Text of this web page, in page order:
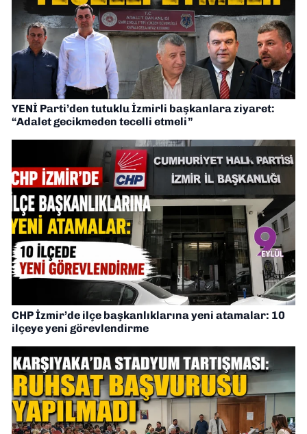
YENİ Parti’den tutuklu İzmirli başkanlara ziyaret:
“Adalet gecikmeden tecelli etmeli”
CHP İzmir’de ilçe başkanlıklarına yeni atamalar: 10
ilçeye yeni görevlendirme